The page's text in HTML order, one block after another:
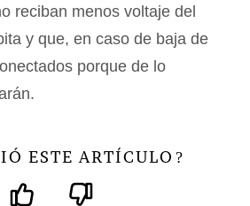
reciban menos voltaje del
y que, en caso de baja de
porque de lo
ESTE ARTÍCULO ?